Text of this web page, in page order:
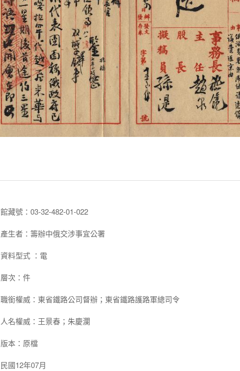
館藏號：03-32-482-01-022
產生者：籌辦中俄交涉事宜公署
資料型式 ：電
層次：件
職銜權威：東省鐵路公司督辦；東省鐵路護路軍總司令
人名權威：王景春；朱慶瀾
版本：原檔
民國12年07月